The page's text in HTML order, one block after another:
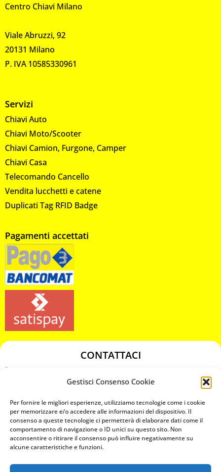
Gestisci Consenso Cookie
Per fornire le migliori esperienze, utilizziamo tecnologie come i cookie
per memorizzare e/o accedere alle informazioni del dispositivo. Il
consenso a queste tecnologie ci permetterà di elaborare dati come il
comportamento di navigazione o ID unici su questo sito. Non
acconsentire o ritirare il consenso può influire negativamente su
alcune caratteristiche e funzioni.
Centro Chiavi Milano
Viale Abruzzi, 92
20131 Milano
P. IVA 10585330961
Servizi
Chiavi Auto
Chiavi Moto/Scooter
Chiavi Camion, Furgone, Camper
Chiavi Casa
Telecomando Cancello
Vendita lucchetti e catene
Duplicati Tag RFID Badge
Pagamenti accettati
CONTATTACI
chiavicodificate@gmail.com
Privacy Policy
Cookie Policy